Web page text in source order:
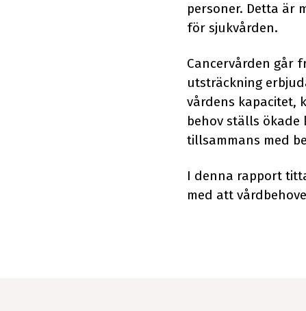
personer. Detta är
för sjukvården.
Cancervården går
utsträckning
vårdens kapacitet,
behov ställs ökade
tillsammans med
I denna rapport
med att